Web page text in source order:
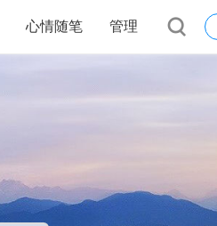
心情随笔 管理